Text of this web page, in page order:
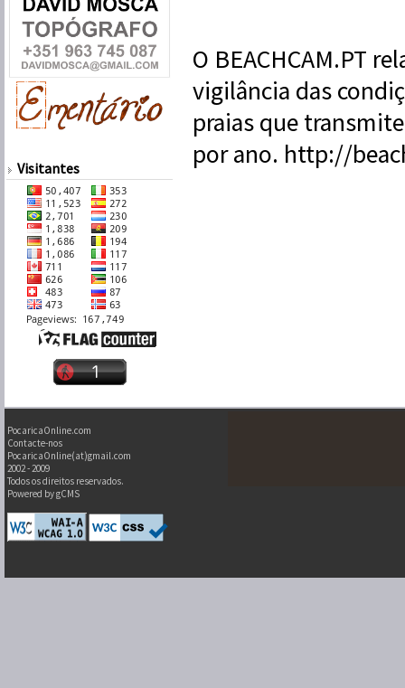
Visitantes
O BEACHCAM.PT
vigilância das
praias que
por ano. http://
PocaricaOnline.com
Contacte-nos
PocaricaOnline(at)gmail.com
2002 - 2009
Todos os direitos reservados.
Powered by gCMS